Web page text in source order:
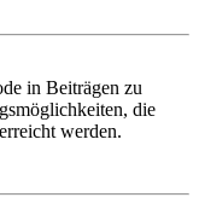
in Beiträgen zu
die
werden.